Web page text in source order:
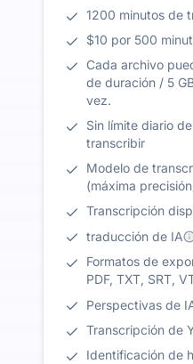
1200 minutos de
$10 por 500
Cada archivo
de duración / 5
vez.
Sin límite diario
transcribir
Modelo de
(máxima
Transcripción
traducción de IA
Formatos de
PDF, TXT, SRT,
Perspectivas de
Transcripción de
Identificación de